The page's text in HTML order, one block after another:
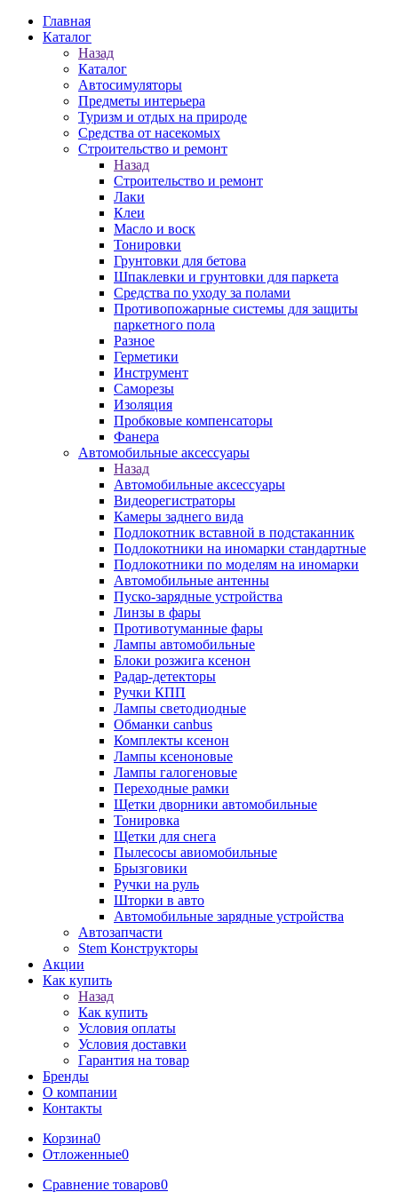
Главная
Каталог
Назад
Каталог
Автосимуляторы
Предметы интерьера
Туризм и отдых на природе
Средства от насекомых
Строительство и ремонт
Назад
Строительство и ремонт
Лаки
Клеи
Масло и воск
Тонировки
Грунтовки для бетова
Шпаклевки и грунтовки для паркета
Средства по уходу за полами
Противопожарные системы для защиты
паркетного пола
Разное
Герметики
Инструмент
Саморезы
Изоляция
Пробковые компенсаторы
Фанера
Автомобильные аксессуары
Назад
Автомобильные аксессуары
Видеорегистраторы
Камеры заднего вида
Подлокотник вставной в подстаканник
Подлокотники на иномарки стандартные
Подлокотники по моделям на иномарки
Автомобильные антенны
Пуско-зарядные устройства
Линзы в фары
Противотуманные фары
Лампы автомобильные
Блоки розжига ксенон
Радар-детекторы
Ручки КПП
Лампы светодиодные
Обманки canbus
Комплекты ксенон
Лампы ксеноновые
Лампы галогеновые
Переходные рамки
Щетки дворники автомобильные
Тонировка
Щетки для снега
Пылесосы авиомобильные
Брызговики
Ручки на руль
Шторки в авто
Автомобильные зарядные устройства
Автозапчасти
Stem Конструкторы
Акции
Как купить
Назад
Как купить
Условия оплаты
Условия доставки
Гарантия на товар
Бренды
О компании
Контакты
Корзина0
Отложенные0
Сравнение товаров0